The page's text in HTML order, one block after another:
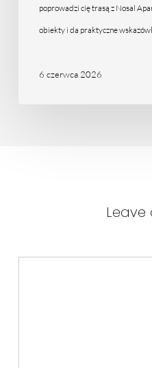
poprowadzi cię trasą z Nosal
obiekty i da praktyczne
6 czerwca 2026
Leave